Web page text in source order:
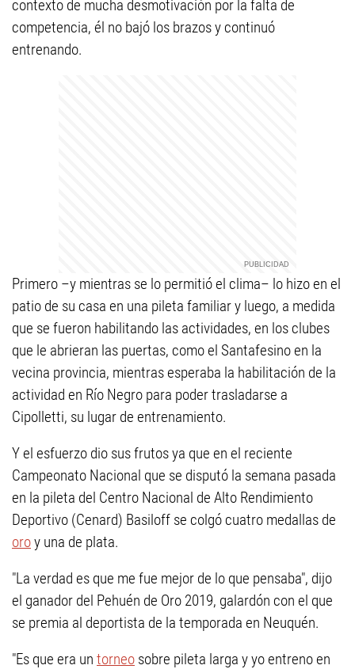
contexto de mucha desmotivación por la falta de
competencia, él no bajó los brazos y continuó
entrenando.
Primero –y mientras se lo permitió el clima– lo hizo en el
patio de su casa en una pileta familiar y luego, a medida
que se fueron habilitando las actividades, en los clubes
que le abrieran las puertas, como el Santafesino en la
vecina provincia, mientras esperaba la habilitación de la
actividad en Río Negro para poder trasladarse a
Cipolletti, su lugar de entrenamiento.
Y el esfuerzo dio sus frutos ya que en el reciente
Campeonato Nacional que se disputó la semana pasada
en la pileta del Centro Nacional de Alto Rendimiento
Deportivo (Cenard) Basiloff se colgó cuatro medallas de
oroy una de plata.
"La verdad es que me fue mejor de lo que pensaba", dijo
el ganador del Pehuén de Oro 2019, galardón con el que
se premia al deportista de la temporada en Neuquén.
"Es que era un torneo sobre pileta larga y yo entreno en